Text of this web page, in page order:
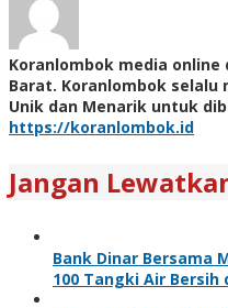
Koranlombok media
Barat. Koranlombok
Unik dan Menarik untuk
https://koranlombok.id
Jangan
Bank Dinar Bersama
100 Tangki Air Bersih